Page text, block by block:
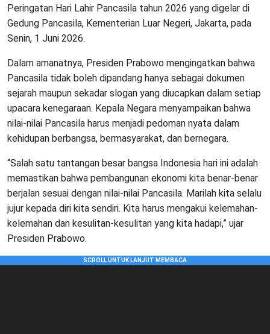
Peringatan Hari Lahir Pancasila tahun 2026 yang digelar di
Gedung Pancasila, Kementerian Luar Negeri, Jakarta, pada
Senin, 1 Juni 2026.
Dalam amanatnya, Presiden Prabowo mengingatkan bahwa
Pancasila tidak boleh dipandang hanya sebagai dokumen
sejarah maupun sekadar slogan yang diucapkan dalam setiap
upacara kenegaraan. Kepala Negara menyampaikan bahwa
nilai-nilai Pancasila harus menjadi pedoman nyata dalam
kehidupan berbangsa, bermasyarakat, dan bernegara.
“Salah satu tantangan besar bangsa Indonesia hari ini adalah
memastikan bahwa pembangunan ekonomi kita benar-benar
berjalan sesuai dengan nilai-nilai Pancasila. Marilah kita selalu
jujur kepada diri kita sendiri. Kita harus mengakui kelemahan-
kelemahan dan kesulitan-kesulitan yang kita hadapi,” ujar
Presiden Prabowo.